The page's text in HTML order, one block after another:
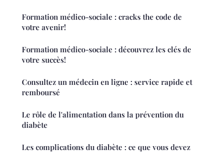
Formation médico-sociale : cracks the code de
votre avenir!
Formation médico-sociale : découvrez les clés de
votre succès!
Consultez un médecin en ligne : service rapide et
remboursé
Le rôle de l'alimentation dans la prévention du
diabète
Les complications du diabète : ce que vous devez